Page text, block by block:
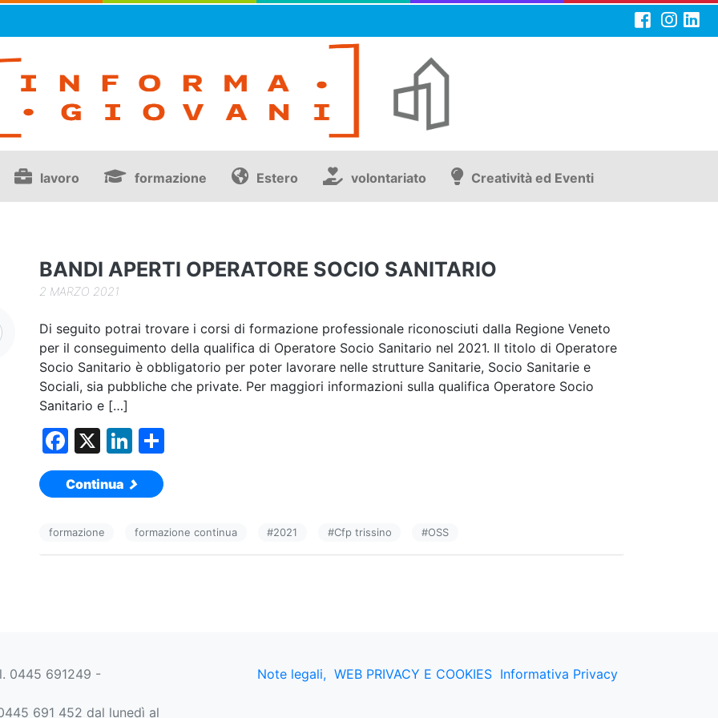
lavoro formazione Estero volontariato Creatività ed Eventi
BANDI APERTI OPERATORE SOCIO SANITARIO
2 MARZO 2021
Di seguito potrai trovare i corsi di formazione professionale riconosciuti dalla Regione Veneto
per il conseguimento della qualifica di Operatore Socio Sanitario nel 2021. Il titolo di Operatore
Socio Sanitario è obbligatorio per poter lavorare nelle strutture Sanitarie, Socio Sanitarie e
Sociali, sia pubbliche che private. Per maggiori informazioni sulla qualifica Operatore Socio
Sanitario e […]
F
a
c
b
X
Li
n
k
dI vi
Continua
formazione formazione continua #2021 #Cfp trissino #OSS
0445 691249 -
691 452 dal lunedì al
Note legali, WEB PRIVACY E COOKIES Informativa Privacy